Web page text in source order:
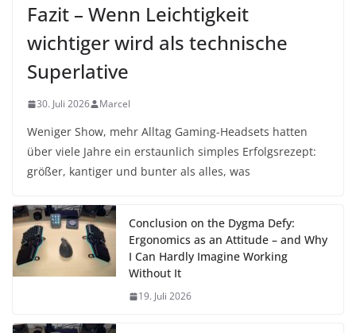
Fazit – Wenn Leichtigkeit
wichtiger wird als technische
Superlative
30. Juli 2026 Marcel
Weniger Show, mehr Alltag Gaming-Headsets hatten
über viele Jahre ein erstaunlich simples Erfolgsrezept:
größer, kantiger und bunter als alles, was
Conclusion on the Dygma Defy:
Ergonomics as an Attitude – and Why
I Can Hardly Imagine Working
Without It
19. Juli 2026